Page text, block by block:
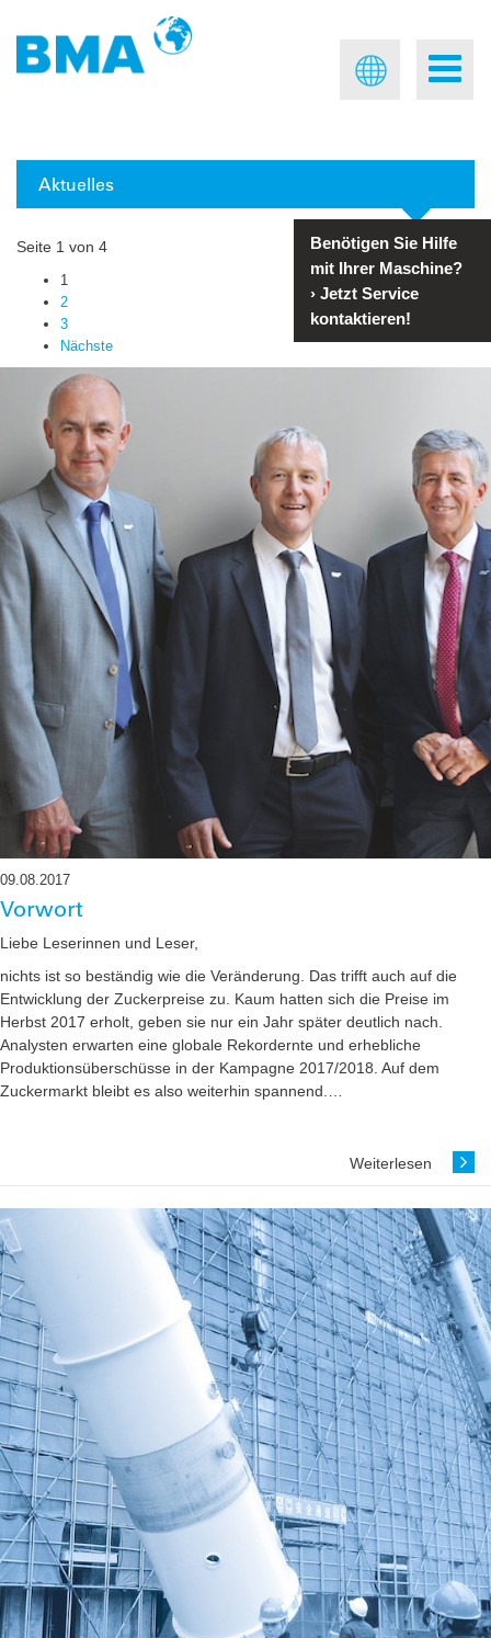
Aktuelles
Seite 1 von 4
1
2
3
Nächste
09.08.2017
Vorwort
Liebe Leserinnen und Leser,
nichts ist so beständig wie die Veränderung. Das trifft auch auf die
Entwicklung der Zuckerpreise zu. Kaum hatten sich die Preise im
Herbst 2017 erholt, geben sie nur ein Jahr später deutlich nach.
Analysten erwarten eine globale Rekordernte und erhebliche
Produktionsüberschüsse in der Kampagne 2017/2018. Auf dem
Zuckermarkt bleibt es also weiterhin spannend.…
Weiterlesen
Benötigen Sie Hilfe
mit Ihrer Maschine?
› Jetzt Service
kontaktieren!